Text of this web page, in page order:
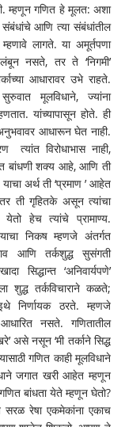
म्हणून गणित हे मूलत: अशा
संबंधांचे आणि त्या संबंधांतील
लागते. या अमूर्तपणा
नसते, तर ते ‘निगमी’
आधारावर उभे राहते.
सुरुवात मूलविधाने, ज्यांना
यांच्यापासून होते. ही
आधारून घेत नाही.
त्यांत विरोधाभास नाही,
बांधणी शक्य आहे, आणि ती
अर्थ ती ‘प्रमाण ’ आहेत
ती गृहितके असून त्यांचा
येतो हेच त्यांचे प्रामाण्य.
निकष म्हणजे अंतर्गत
आणि तर्कशुद्ध सुसंगती
सिद्धान्त ‘अनिवार्यपणे’
शुद्ध तर्कविचाराने कळते;
निर्णायक ठरते. म्हणजे
नसते. गणितातील
असे नसून ‘मी तर्काने सिद्ध
गणित काही मूलविधाने
जगात खरी आहेत म्हणून
बांधता येते म्हणून घेतो?
सरळ रेषा एकमेकांना एकाच